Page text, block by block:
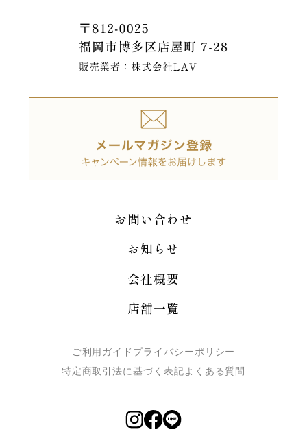
お問い合わせ
お知らせ
会社概要
店舗一覧
ご利用ガイド プライバシーポリシー
特定商取引法に基づく表記よくある質問